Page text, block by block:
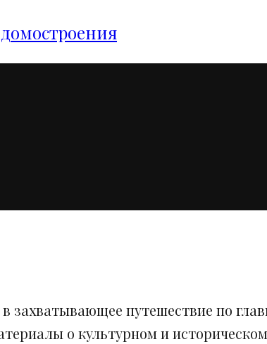
захватывающее путешествие по
о культурном и